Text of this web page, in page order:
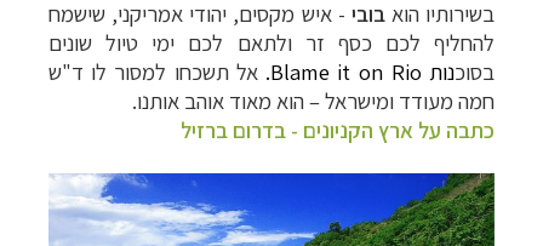
בשירותיו הואבובי - איש מקסים, יהודי אמריקני, שישמח
להחליף לכם כסף זר ולתאם לכם ימי טיול שונים
בסוכנות Blame it on Rio
.אל תשכחו למסור לו ד"ש
חמה מעודד ומישראל – הוא מאוד אוהב אותנו.
כתבה על ארץ הקניונים - בדרום ברזיל